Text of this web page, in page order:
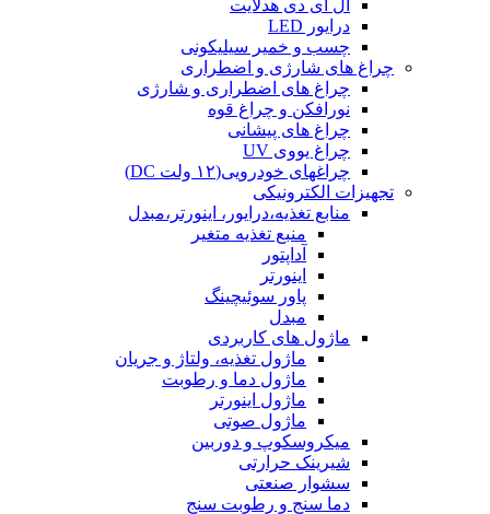
ال ای دی هدلایت
درایور LED
چسب و خمیر سیلیکونی
چراغ های شارژی و اضطراری
چراغ های اضطراری و شارژی
نورافکن و چراغ قوه
چراغ های پیشانی
چراغ یووی UV
چراغهای خودرویی(۱۲ ولت DC)
تجهیزات الکترونیکی
منابع تغذیه،درایور، اینورتر،مبدل
منبع تغذیه متغیر
آداپتور
اینورتر
پاور سوئیچینگ
مبدل
ماژول های کاربردی
ماژول تغذیه، ولتاژ و جریان
ماژول دما و رطوبت
ماژول اینورتر
ماژول صوتی
میکروسکوپ و دوربین
شیرینک حرارتی
سشوار صنعتی
دما سنج و رطوبت سنج